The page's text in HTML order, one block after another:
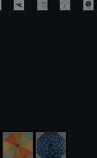
/ rouge / gris
orange / jaune
bleu / vert